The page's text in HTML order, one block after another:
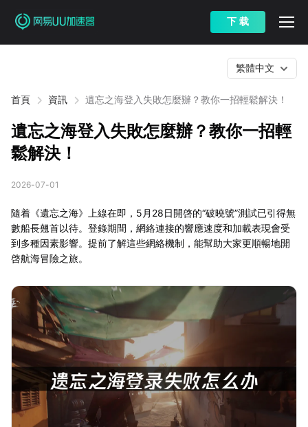
下 载
首頁 資訊 遺忘之海登入失敗怎麼辦？教你一招輕鬆解決！
繁體中文
遺忘之海登入失敗怎麼辦？教你一招輕
鬆解決！
2026-07-01
隨着《遺忘之海》上線在即，5月28日開啓的“破曉號”測試已引得無
數船長翹首以待。登錄期間，網絡連接的響應速度和加載表現會受
到多種因素影響。提前了解這些網絡機制，能幫助大家更順暢地開
啓航海冒險之旅。